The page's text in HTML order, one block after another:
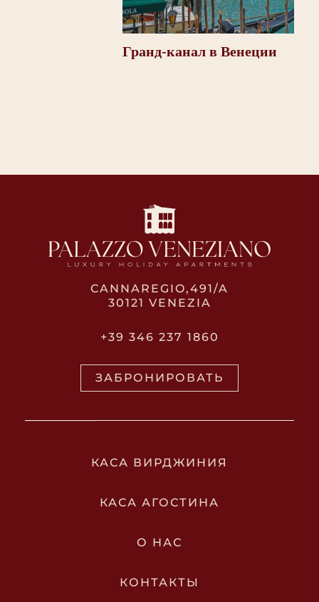
Гранд-канал в Венеции
CANNAREGIO,491/A
30121 VENEZIA
+39 346 237 1860
ЗАБРОНИРОВАТЬ
КАСА ВИРДЖИНИЯ
О НАС
КАСА АГОСТИНА
КОНТАКТЫ